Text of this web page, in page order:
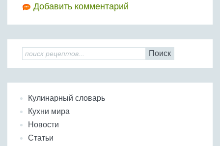
Добавить комментарий
Поиск
Кулинарный словарь
Кухни мира
Новости
Статьи